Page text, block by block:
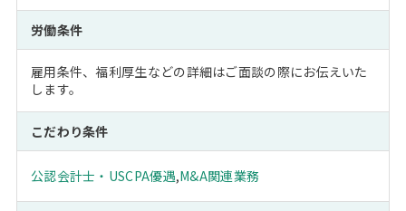
労働条件
雇用条件、福利厚生などの詳細はご面談の際にお伝えいた
します。
こだわり条件
公認会計士・USCPA優遇,M&A関連業務